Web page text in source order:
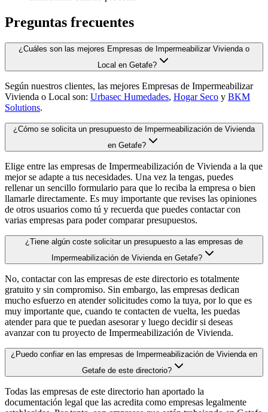
Preguntas frecuentes
¿Cuáles son las mejores Empresas de Impermeabilizar Vivienda o
Local en Getafe?
Según nuestros clientes, las mejores Empresas de Impermeabilizar
Vivienda o Local son: Urbasec Humedades, Hogar Seco y BKM
Solutions.
¿Cómo se solicita un presupuesto de Impermeabilización de Vivienda
en Getafe?
Elige entre las empresas de Impermeabilización de Vivienda a la que
mejor se adapte a tus necesidades. Una vez la tengas, puedes
rellenar un sencillo formulario para que lo reciba la empresa o bien
llamarle directamente. Es muy importante que revises las opiniones
de otros usuarios como tú y recuerda que puedes contactar con
varias empresas para poder comparar presupuestos.
¿Tiene algún coste solicitar un presupuesto a las empresas de
Impermeabilización de Vivienda en Getafe?
No, contactar con las empresas de este directorio es totalmente
gratuito y sin compromiso. Sin embargo, las empresas dedican
mucho esfuerzo en atender solicitudes como la tuya, por lo que es
muy importante que, cuando te contacten de vuelta, les puedas
atender para que te puedan asesorar y luego decidir si deseas
avanzar con tu proyecto de Impermeabilización de Vivienda.
¿Puedo confiar en las empresas de Impermeabilización de Vivienda en
Getafe de este directorio?
Todas las empresas de este directorio han aportado la
documentación legal que las acredita como empresas legalmente